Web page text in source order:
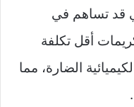
قد تساهم في
أقل تكلفة
الضارة، مما